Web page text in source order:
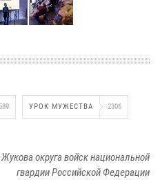
УРОК МУЖЕСТВА 2306
округа войск национальной
гвардии Российской Федерации